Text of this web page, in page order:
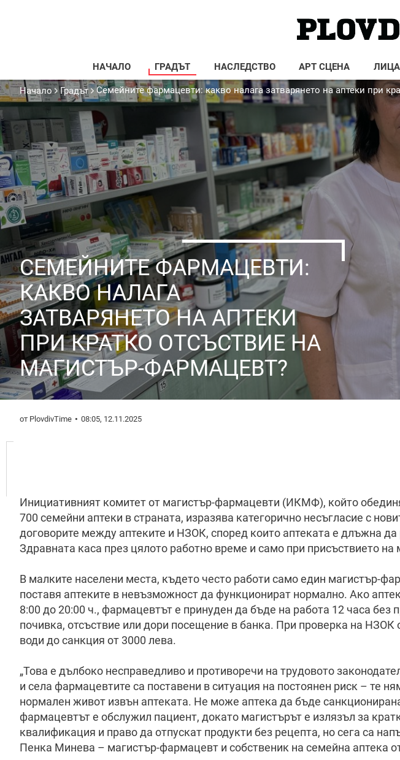
НАЧАЛО ГРАДЪТ НАСЛЕДСТВО АРТ СЦЕНА ЛИЦА
Начало Градът Семейните фармацевти: какво налага затварянето на аптеки при
СЕМЕЙНИТЕ ФАРМАЦЕВТИ:
КАКВО НАЛАГА
ЗАТВАРЯНЕТО НА АПТЕКИ
ПРИ КРАТКО ОТСЪСТВИЕ НА
МАГИСТЪР-ФАРМАЦЕВТ?
от PlovdivTime 08:05, 12.11.2025
Инициативният комитет от магистър-фармацевти (ИКМФ), който
700 семейни аптеки в страната, изразява категорично несъгласие с
договорите между аптеките и НЗОК, според които аптеката е длъжна да
Здравната каса през цялото работно време и само при присъствието
В малките населени места, където често работи само един магистър-
поставя аптеките в невъзможност да функционират нормално. Ако
8:00 до 20:00 ч., фармацевтът е принуден да бъде на работа 12 часа без
почивка, отсъствие или дори посещение в банка. При проверка на НЗОК
води до санкция от 3000 лева.
„Това е дълбоко несправедливо и противоречи на трудовото
и села фармацевтите са поставени в ситуация на постоянен риск – те
нормален живот извън аптеката. Не може аптека да бъде
фармацевтът е обслужил пациент, докато магистърът е излязъл за
квалификация и право да отпускат продукти без рецепта, но сега са
Пенка Минева – магистър-фармацевт и собственик на семейна аптека